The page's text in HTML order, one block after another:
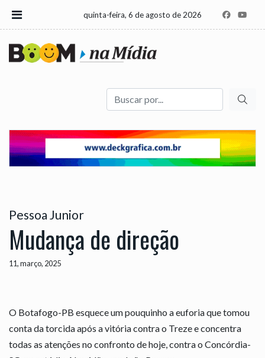
quinta-feira, 6 de agosto de 2026
Buscar
Pessoa Junior
Mudança de direção
11, março, 2025
O Botafogo-PB esquece um pouquinho a euforia que tomou
conta da torcida após a vitória contra o Treze e concentra
todas as atenções no confronto de hoje, contra o Concórdia-